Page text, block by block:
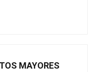
MAYORES